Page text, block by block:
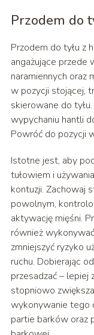
Przodem do
Przodem do tyłu z
angażujące przede
naramiennych oraz
w pozycji stojącej,
skierowane do
wypychaniu hantli
Powróć do pozycji
Istotne jest, aby
tułowiem i
kontuzji. Zachowaj
powolnym,
aktywację mięśni.
również
zmniejszyć ryzyko
ruchu. Dobierając
przesadzać – lepiej
stopniowo
wykonywanie tego
partie barków oraz